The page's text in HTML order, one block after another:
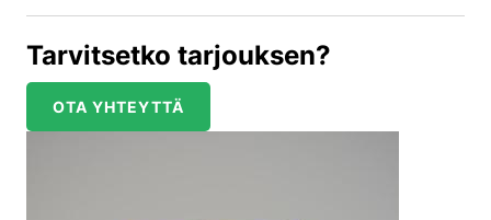
Tarvitsetko tarjouksen?
OTA YHTEYTTÄ